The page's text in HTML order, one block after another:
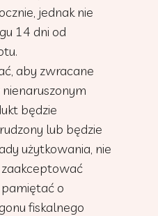
jednak nie
14 dni od
aby zwracane
będzie
lub będzie
użytkowania, nie
o
fiskalnego